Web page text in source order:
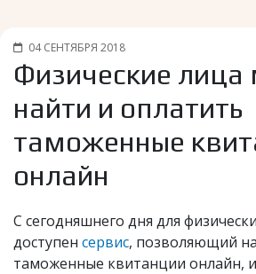
04 СЕНТЯБРЯ 2018
Физические лица
найти и оплатить
таможенные
онлайн
С сегодняшнего дня для
доступен сервис, позволяющий
таможенные квитанции онлайн,